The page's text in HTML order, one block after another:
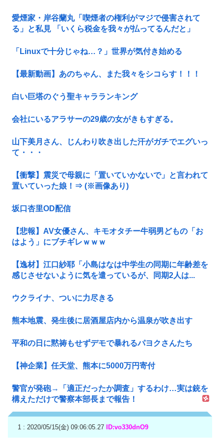
愛煙家・岸谷蘭丸「喫煙者の権利がマジで侵害されて
る」と私見 「いくら税金を我々が払ってるんだと」
「Linuxで十分じゃね…？」世界が気付き始める
【最新動画】あのちゃん、また我々をシコらす！！！
白い巨塔のぐう聖キャラランキング
会社にいるアラサーの29歳の女がきもすぎる。
山下美月さん、じんわり吹き出した汗がガチでエグいっ
て・・・
【衝撃】震災で母親に「置いていかないで」と言われて
置いていった娘！⇒ (※画像あり)
坂口杏里OD配信
【悲報】AV女優さん、キモオタチー牛弱男どもの「お
はよう」にブチギレｗｗｗ
【逸材】江口紗耶「小島はなは中学生の同期に年齢差を
感じさせないように気を遣っているが、同期2人は...
ウクライナ、ついに力尽きる
熊本地震、発生後に居酒屋店内から温泉が吹き出す
平和の日に黙祷もせずデモで暴れるパヨクさんたち
【神企業】任天堂、熊本に5000万円寄付
警官が発砲→「適正だったか調査」するわけ…実は銃を
構えただけで警察本部長まで報告！
1 : 2020/05/15(金) 09:06:05.27 ID:vo330dnO9